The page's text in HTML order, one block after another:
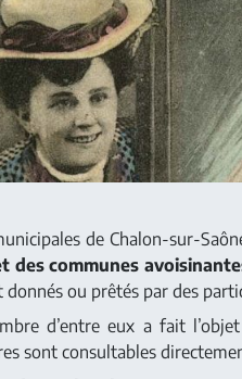
de Chalon-sur-
des communes
donnés ou prêtés par des
d’entre eux a fait
sont consultables